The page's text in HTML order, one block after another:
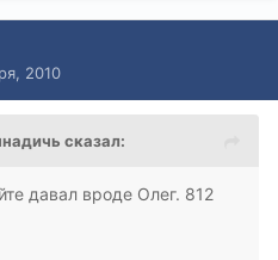
2010
сказал:
давал вроде Олег. 812